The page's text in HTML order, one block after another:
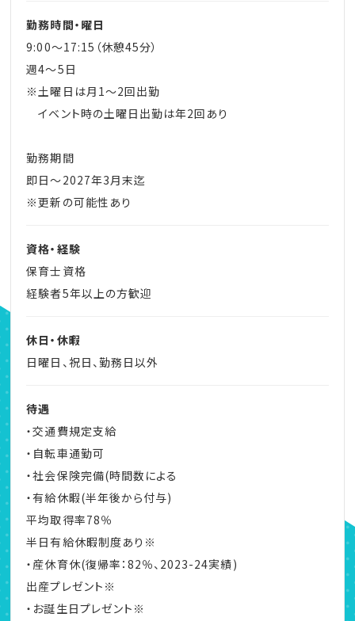
勤務時間・曜日
9:00～17:15（休憩45分）
週4～5日
※土曜日は月1～2回出勤
イベント時の土曜日出勤は年2回あり
勤務期間
即日～2027年3月末迄
※更新の可能性あり
資格・経験
保育士資格
経験者5年以上の方歓迎
休日・休暇
日曜日、祝日、勤務日以外
待遇
・交通費規定支給
・自転車通勤可
・社会保険完備(時間数による
・有給休暇(半年後から付与)
平均取得率78％
半日有給休暇制度あり※
・産休育休(復帰率：82％、2023-24実績)
出産プレゼント※
・お誕生日プレゼント※